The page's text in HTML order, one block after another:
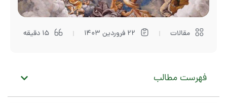
مقالات 22 فروردین 1403 15 دقیقه
فهرست مطالب